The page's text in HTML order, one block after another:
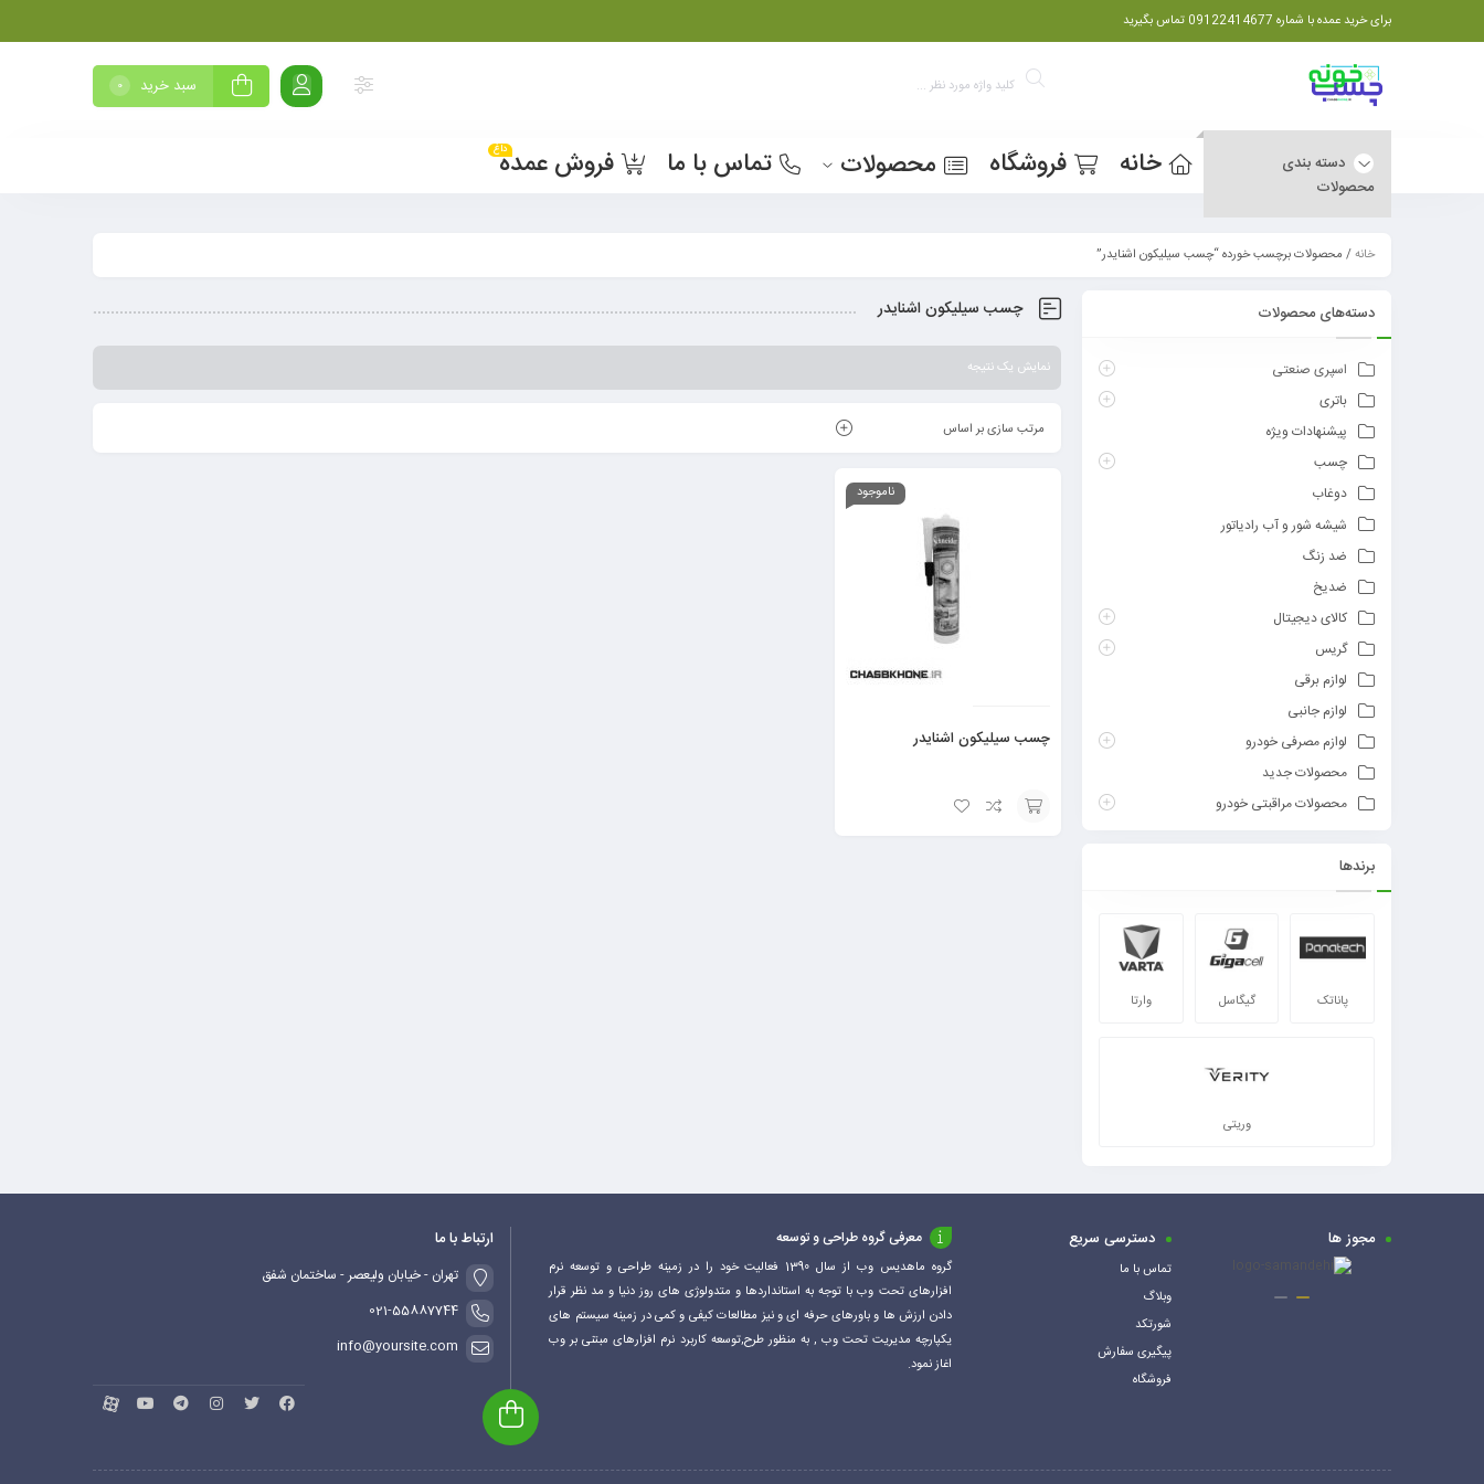
برای خرید عمده با شماره 09122414677 تماس بگیرید
سبد خرید 0
دسته بندی
محصولات
خانه فروشگاه محصولات تماس با ما فروش عمدهداغ
خانه/ محصولات برچسب خورده “چسب سیلیکون اشنایدر”
چسب سیلیکون اشنایدر
نمایش یک نتیجه
مرتب سازی بر اساس
ناموجود
چسب سیلیکون اشنایدر
دسته‌های محصولات
اسپری صنعتی
باتری
پیشنهادات ویژه
چسب
دوغاب
شیشه شور و آب رادیاتور
ضد زنگ
ضدیخ
کالای دیجیتال
گریس
لوازم برقی
لوازم جانبی
لوازم مصرفی خودرو
محصولات جدید
محصولات مراقبتی خودرو
برندها
پاناتک گیگاسل وارتا
وریتی
مجوز ها دسترسی سریع
تماس با ما
وبلاگ
شورتکد
پیگیری سفارش
فروشگاه
معرفی گروه طراحی و توسعه
گروه ماهدیس وب از سال 1390 فعالیت خود را در زمینه طراحی و توسعه نرم
افزارهای تحت وب با توجه به استانداردها و متدولوژی های روز دنیا و مد نظر قرار
دادن ارزش ها و باورهای حرفه ای و نیز مطالعات کیفی و کمی در زمینه سیستم های
یکپارچه مدیریت تحت وب , به منظور طرح,توسعه کاربرد نرم افزارهای مبتنی بر وب
اغاز نمود.
ارتباط با ما
تهران - خیابان ولیعصر - ساختمان شفق
021-55887744
info@yoursite.com